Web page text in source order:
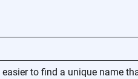
to find a unique name